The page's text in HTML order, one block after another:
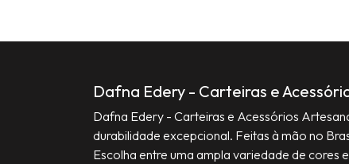
Dafna Edery - Carteiras e
Dafna Edery - Carteiras e Acessórios
durabilidade excepcional. Feitas à mão no
Escolha entre uma ampla variedade de cores